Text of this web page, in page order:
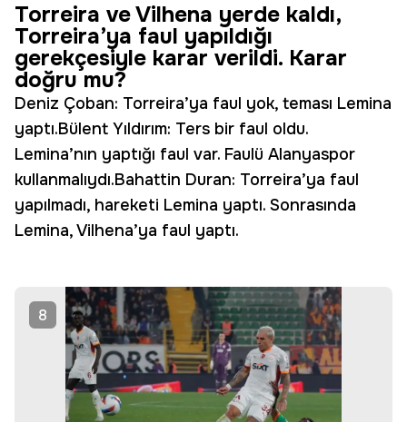
Torreira ve Vilhena yerde kaldı,
Torreira’ya faul yapıldığı
gerekçesiyle karar verildi. Karar
doğru mu?
Deniz Çoban: Torreira’ya faul yok, teması Lemina
yaptı.Bülent Yıldırım: Ters bir faul oldu.
Lemina’nın yaptığı faul var. Faulü Alanyaspor
kullanmalıydı.Bahattin Duran: Torreira’ya faul
yapılmadı, hareketi Lemina yaptı. Sonrasında
Lemina, Vilhena’ya faul yaptı.
8